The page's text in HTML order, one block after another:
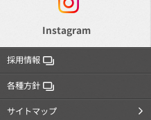
Instagram
採用情報
各種方針
サイトマップ